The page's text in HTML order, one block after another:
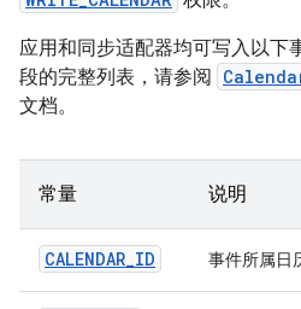
应用和同步适配器均可写入以下
段的完整列表，请参阅
文档。
常量 说明
CALENDAR_ID 事件所属日